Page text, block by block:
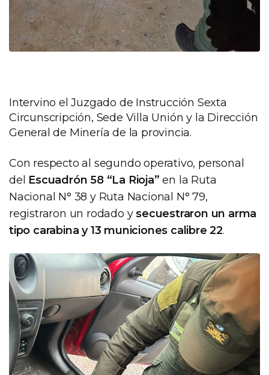
Intervino el Juzgado de Instrucción Sexta
Circunscripción, Sede Villa Unión y la Dirección
General de Minería de la provincia.
Con respecto al segundo operativo, personal
del Escuadrón 58 “La Rioja” en la Ruta
Nacional N° 38 y Ruta Nacional N° 79,
registraron un rodado ysecuestraron un arma
tipo carabina y 13 municiones calibre 22.